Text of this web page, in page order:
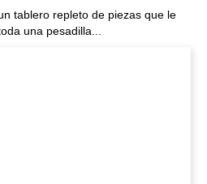
tablero repleto de piezas que le
una pesadilla...